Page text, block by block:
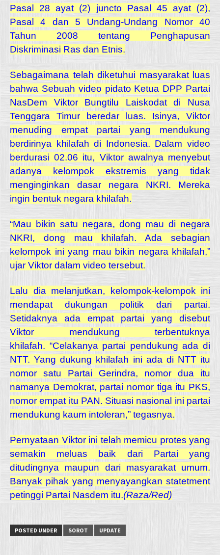
Pasal 28 ayat (2) juncto Pasal 45 ayat (2),
Pasal 4 dan 5 Undang-Undang Nomor 40
Tahun 2008 tentang Penghapusan
Diskriminasi Ras dan Etnis.
Sebagaimana telah diketuhui masyarakat luas
bahwa Sebuah video pidato Ketua DPP Partai
NasDem Viktor Bungtilu Laiskodat di Nusa
Tenggara Timur beredar luas. Isinya, Viktor
menuding empat partai yang mendukung
berdirinya khilafah di Indonesia. Dalam video
berdurasi 02.06 itu, Viktor awalnya menyebut
adanya kelompok ekstremis yang tidak
menginginkan dasar negara NKRI. Mereka
ingin bentuk negara khilafah.
“Mau bikin satu negara, dong mau di negara
NKRI, dong mau khilafah. Ada sebagian
kelompok ini yang mau bikin negara khilafah,”
ujar Viktor dalam video tersebut.
Lalu dia melanjutkan, kelompok-kelompok ini
mendapat dukungan politik dari partai.
Setidaknya ada empat partai yang disebut
Viktor mendukung terbentuknya
khilafah. “Celakanya partai pendukung ada di
NTT. Yang dukung khilafah ini ada di NTT itu
nomor satu Partai Gerindra, nomor dua itu
namanya Demokrat, partai nomor tiga itu PKS,
nomor empat itu PAN. Situasi nasional ini partai
mendukung kaum intoleran,” tegasnya.
Pernyataan Viktor ini telah memicu protes yang
semakin meluas baik dari Partai yang
ditudingnya maupun dari masyarakat umum.
Banyak pihak yang menyayangkan statetment
petinggi Partai Nasdem itu.(Raza/Red)
POSTED UNDER SOROT UPDATE